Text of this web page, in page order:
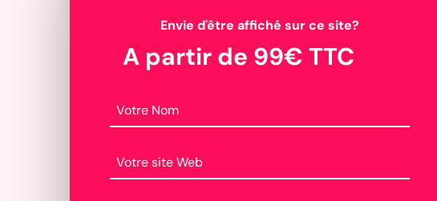
Envie d'être affiché sur ce site?
A partir de 99€ TTC